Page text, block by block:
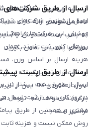
اندیشه می‌شود. سفارش‌های
داده می‌شوندو ارائه کارت
که پلمپ بسته مخدوش یا آسیب
سریعاً با پشتیبانی تماس بگیرید.
ارسال از طریق شرکت‌های
ارسال از طریق شرکت‌های
روزهای کاری ثبت شوند،
هزینه ارسال بر اساس وزن،
پرداخت برای تحویل‌گیرنده
صورت مفقودی کالا، پس از
فرانشیز است.
ارسال از طریق پست
ارسال از طریق پست پیشتاز نیز
در روز کاری بعد از ثبت،
مشتری و همچنین از طریق